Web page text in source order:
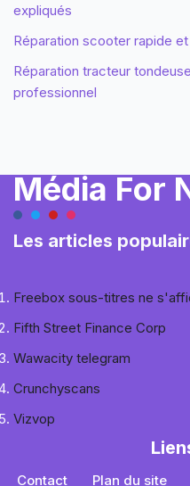
expliqués
Réparation scooter rapide
Réparation tracteur
professionnel
Média For
Les articles
Freebox sous-titres ne
Fifth Street Finance Corp
Wawacity telegram
Crunchyscans
Vizvop
Contact Plan du site